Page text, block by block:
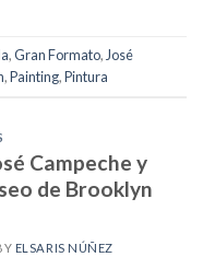
,Gran Formato,José
,Painting,Pintura
Campeche y
de Brooklyn
ELSARIS NÚÑEZ